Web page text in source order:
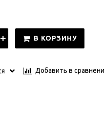
В КОРЗИНУ
Добавить в